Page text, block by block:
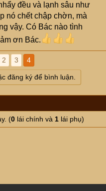
đều và lạnh sâu như
nó chết chập chờn, mà
vậy. Có Bác nào tình
ơn Bác.
2 3 4
đăng ký để bình luận.
(0 lái chính và 1 lái phụ)